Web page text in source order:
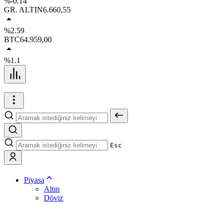
GR. ALTIN6.660,55
%2.59
BTC64.959,00
%1.1
Esc
Piyasa
Altın
Döviz